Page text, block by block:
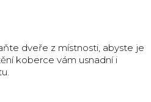
dveře z místnosti, abyste je
koberce vám usnadní i